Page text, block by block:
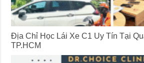
Địa Chỉ Học Lái Xe C1 Uy Tín Tại
TP.HCM